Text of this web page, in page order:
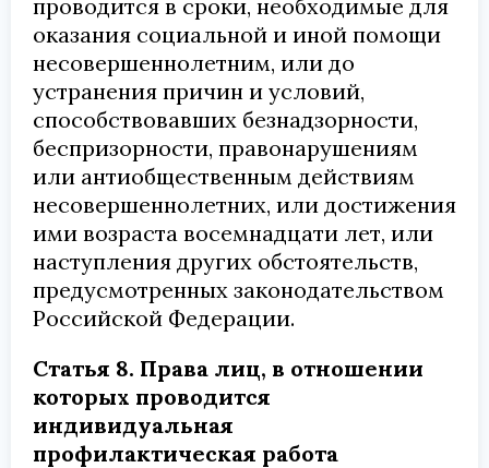
проводится в сроки, необходимые для
оказания социальной и иной помощи
несовершеннолетним, или до
устранения причин и условий,
способствовавших безнадзорности,
беспризорности, правонарушениям
или антиобщественным действиям
несовершеннолетних, или достижения
ими возраста восемнадцати лет, или
наступления других обстоятельств,
предусмотренных законодательством
Российской Федерации.
Статья 8. Права лиц, в отношении
которых проводится
индивидуальная
профилактическая работа